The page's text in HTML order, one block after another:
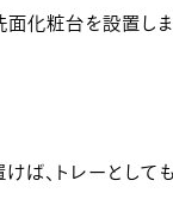
化粧台を設置しま
、トレーとして